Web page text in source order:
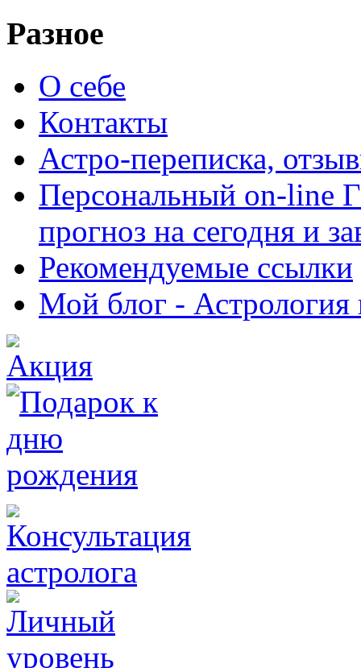
Разное
О себе
Контакты
Астро-переписка,
Персональный on-
прогноз на сегодня и
Рекомендуемые ссылки
Мой блог - Астрология